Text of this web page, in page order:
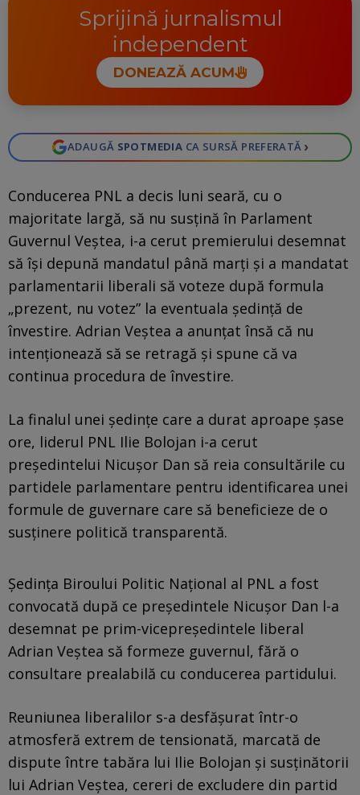
Sprijină jurnalismul
independent
DONEAZĂ ACUM
ADAUGĂ SPOTMEDIA CA SURSĂ PREFERATĂ ›
Conducerea PNL a decis luni seară, cu o
majoritate largă, să nu susțină în Parlament
Guvernul Veștea, i-a cerut premierului desemnat
să își depună mandatul până marți și a mandatat
parlamentarii liberali să voteze după formula
„prezent, nu votez” la eventuala ședință de
învestire. Adrian Veștea a anunțat însă că nu
intenționează să se retragă și spune că va
continua procedura de învestire.
La finalul unei ședințe care a durat aproape șase
ore, liderul PNL Ilie Bolojan i-a cerut
președintelui Nicușor Dan să reia consultările cu
partidele parlamentare pentru identificarea unei
formule de guvernare care să beneficieze de o
susținere politică transparentă.
Ședința Biroului Politic Național al PNL a fost
convocată după ce președintele Nicușor Dan l-a
desemnat pe prim-vicepreședintele liberal
Adrian Veștea să formeze guvernul, fără o
consultare prealabilă cu conducerea partidului.
Reuniunea liberalilor s-a desfășurat într-o
atmosferă extrem de tensionată, marcată de
dispute între tabăra lui Ilie Bolojan și susținătorii
lui Adrian Veștea, cereri de excludere din partid